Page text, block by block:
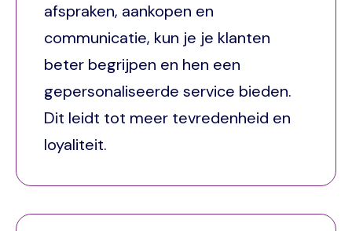
afspraken, aankopen en
communicatie, kun je je klanten
beter begrijpen en hen een
gepersonaliseerde service bieden.
Dit leidt tot meer tevredenheid en
loyaliteit.